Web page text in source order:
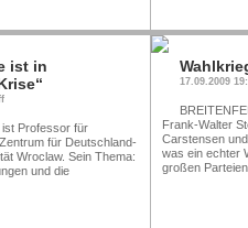
ist in
Professor für
für Deutschland-
Wroclaw. Sein Thema:
und die
17.09.2009
Frank-Walter
Carstensen
was ein echter
großen